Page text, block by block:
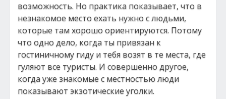
возможность. Но практика показывает, что в
незнакомое место ехать нужно с людьми,
которые там хорошо ориентируются. Потому
что одно дело, когда ты привязан к
гостиничному гиду и тебя возят в те места, где
гуляют все туристы. И совершенно другое,
когда уже знакомые с местностью люди
показывают экзотические уголки.